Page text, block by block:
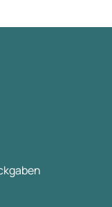
deren
wichtigsten
näher